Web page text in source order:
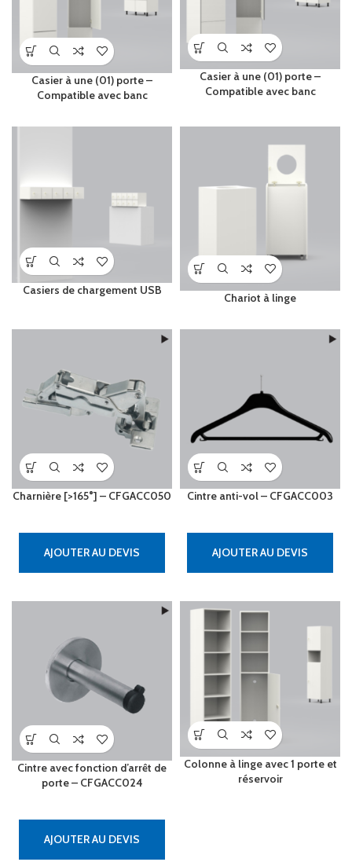
Casier à une (01) porte –
Compatible avec banc
Casier à une (01) porte –
Compatible avec banc
Casiers de chargement USB
Chariot à linge
Charnière [>165°] – CFGACC050
AJOUTER AU DEVIS
Cintre anti-vol – CFGACC003
AJOUTER AU DEVIS
Cintre avec fonction d’arrêt de
porte – CFGACC024
AJOUTER AU DEVIS
Colonne à linge avec 1 porte et
réservoir